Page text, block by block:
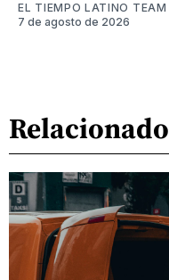
EL TIEMPO LATINO TEAM
7 de agosto de 2026
Relacionado